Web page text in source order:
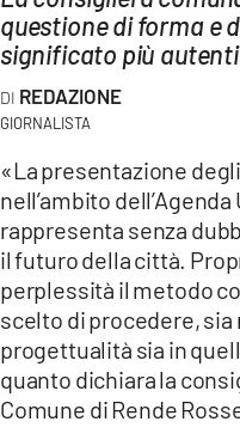
Network
LACPLAY.IT
LACTV.IT
LACONAIR.IT
LACITYMAG.IT
ILREGGINO.IT
COSENZACHANNEL.IT
ILVIBONESE.IT
CATANZAROCHANNEL.IT
LACAPITALENEWS.IT
questione di forma e
significato più
REDAZIONE
GIORNALISTA
«La presentazione
nell’ambito
rappresenta senza
il futuro della città.
perplessità il metodo
scelto di procedere,
progettualità sia in
quanto dichiara la
Comune di Rende